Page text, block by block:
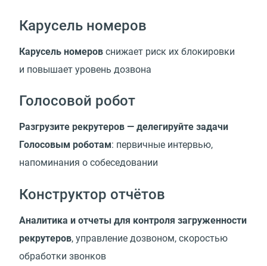
Карусель номеров
Карусель номеров снижает риск их блокировки
и повышает уровень дозвона
Голосовой робот
Разгрузите рекрутеров — делегируйте задачи
Голосовым роботам: первичные интервью,
напоминания о собеседовании
Конструктор отчётов
Аналитика и отчеты для контроля загруженности
рекрутеров, управление дозвоном, скоростью
обработки звонков